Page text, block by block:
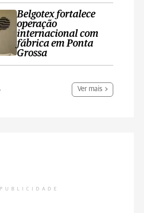
Belgotex fortalece
operação
internacional com
fábrica em Ponta
Grossa
Ver mais
PUBLICIDADE